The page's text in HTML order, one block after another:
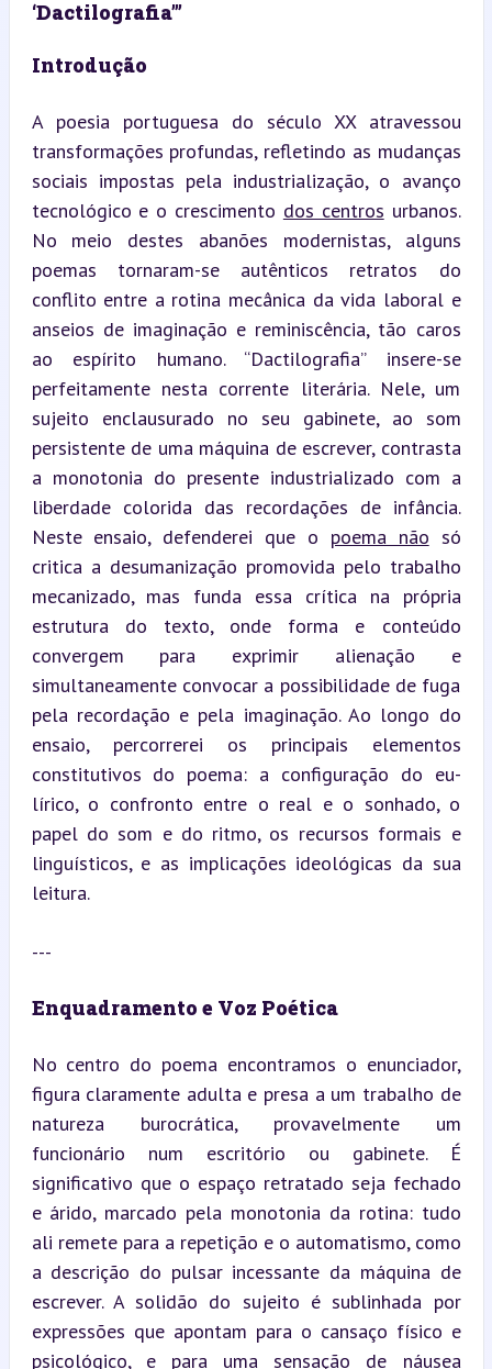
‘Dactilografia’”
Introdução
A poesia portuguesa do século XX atravessou
transformações profundas, refletindo as mudanças
sociais impostas pela industrialização, o avanço
tecnológico e o crescimento dos centros urbanos.
No meio destes abanões modernistas, alguns
poemas tornaram-se autênticos retratos do
conflito entre a rotina mecânica da vida laboral e
anseios de imaginação e reminiscência, tão caros
ao espírito humano. “Dactilografia” insere-se
perfeitamente nesta corrente literária. Nele, um
sujeito enclausurado no seu gabinete, ao som
persistente de uma máquina de escrever, contrasta
a monotonia do presente industrializado com a
liberdade colorida das recordações de infância.
Neste ensaio, defenderei que o poema não só
critica a desumanização promovida pelo trabalho
mecanizado, mas funda essa crítica na própria
estrutura do texto, onde forma e conteúdo
convergem para exprimir alienação e
simultaneamente convocar a possibilidade de fuga
pela recordação e pela imaginação. Ao longo do
ensaio, percorrerei os principais elementos
constitutivos do poema: a configuração do eu-
lírico, o confronto entre o real e o sonhado, o
papel do som e do ritmo, os recursos formais e
linguísticos, e as implicações ideológicas da sua
leitura.
---
Enquadramento e Voz Poética
No centro do poema encontramos o enunciador,
figura claramente adulta e presa a um trabalho de
natureza burocrática, provavelmente um
funcionário num escritório ou gabinete. É
significativo que o espaço retratado seja fechado
e árido, marcado pela monotonia da rotina: tudo
ali remete para a repetição e o automatismo, como
a descrição do pulsar incessante da máquina de
escrever. A solidão do sujeito é sublinhada por
expressões que apontam para o cansaço físico e
psicológico, e para uma sensação de náusea